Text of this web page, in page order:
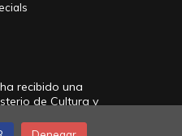
recibido una
de Cultura y